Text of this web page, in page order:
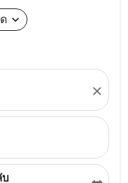
expand_more
close